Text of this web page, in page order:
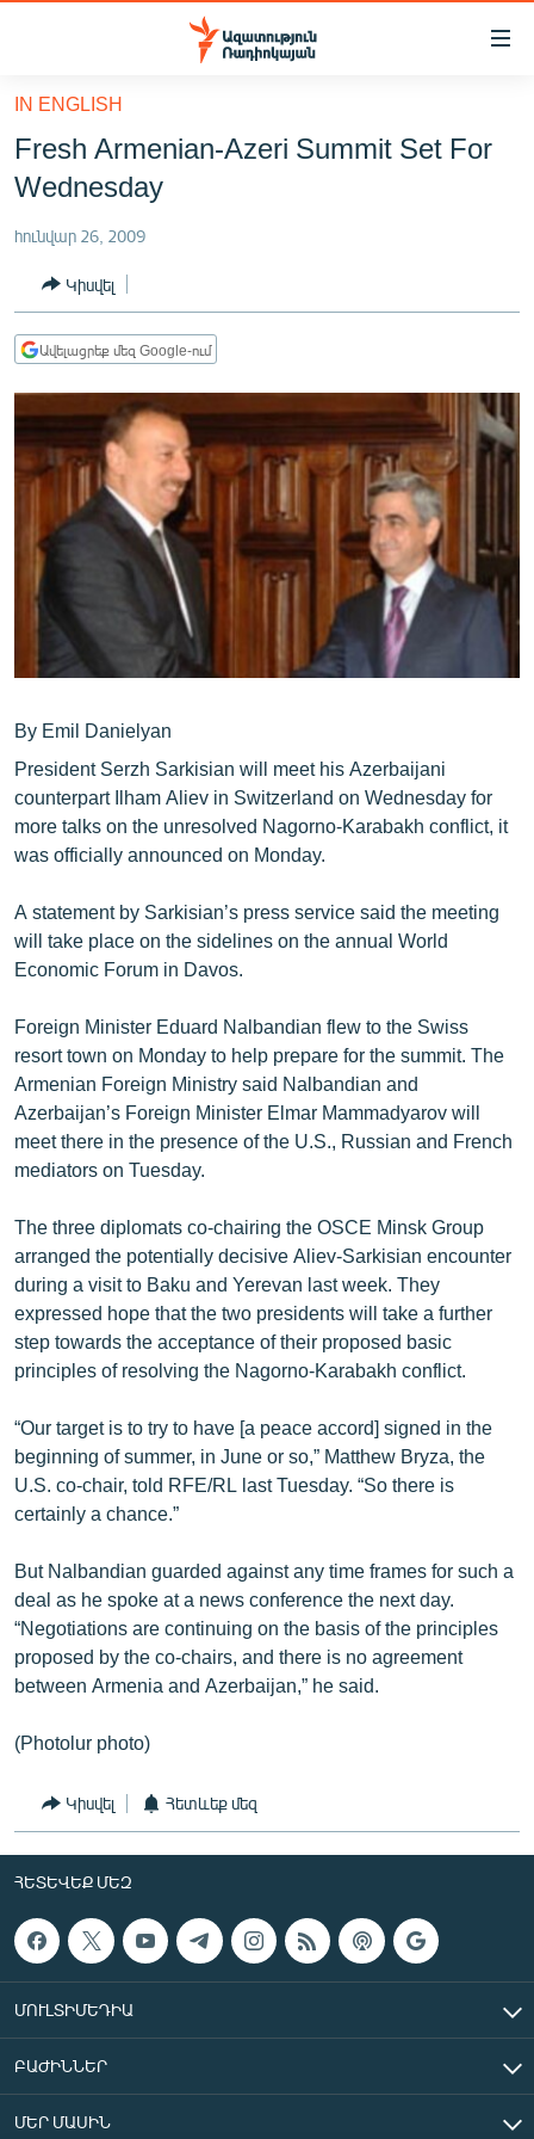
Մատչելիության
հիմնական
բովանդակությանը
Անցնել
հիմնական
մենյուին
ԸՆՏՐՈՒԹՅՈՒՆՆԵՐ 2026
ԻՐԱՎՈՒՆՔ
ՀԱՍԱՐԱԿՈՒԹՅՈՒՆ
ՂԱՐԱԲԱՂ
ՊԱՏԵՐԱԶՄԻ 6 ՇԱԲԱԹՆԵՐԸ
ՏԱՐԱԾԱՇՐՋԱՆ
ՄԻՋԱԶԳԱՅԻՆ
ՄՇԱԿՈՒՅԹ
ՍՊՈՐՏ
ՄԵԿՆԱԲԱՆՈՒԹՅՈՒՆ
ՏՏ ԵՒ ԻՆՏԵՐՆԵՏ
ԿՈՐՈՆԱՎԻՐՈՒՍ
ԱՐԽԻՎ
ՏԵՍԱՆՅՈՒԹԵՐ
ՁԳՏԵԼՈՎ ԼԱՎԱԳՈՒՅՆԻՆ
ՓՈԴՔԱՍԹ
Հայերեն
English
Русский
«Ազատության» բոլոր կայքերը
IN ENGLISH
Fresh Armenian-Azeri Summit Set For
Wednesday
հունվար 26, 2009
Կիսվել
Ավելացրեք մեզ Google-ում
By Emil Danielyan
President Serzh Sarkisian will meet his Azerbaijani
counterpart Ilham Aliev in Switzerland on Wednesday for
more talks on the unresolved Nagorno-Karabakh conflict, it
was officially announced on Monday.
A statement by Sarkisian’s press service said the meeting
will take place on the sidelines on the annual World
Economic Forum in Davos.
Foreign Minister Eduard Nalbandian flew to the Swiss
resort town on Monday to help prepare for the summit. The
Armenian Foreign Ministry said Nalbandian and
Azerbaijan’s Foreign Minister Elmar Mammadyarov will
meet there in the presence of the U.S., Russian and French
mediators on Tuesday.
The three diplomats co-chairing the OSCE Minsk Group
arranged the potentially decisive Aliev-Sarkisian encounter
during a visit to Baku and Yerevan last week. They
expressed hope that the two presidents will take a further
step towards the acceptance of their proposed basic
principles of resolving the Nagorno-Karabakh conflict.
“Our target is to try to have [a peace accord] signed in the
beginning of summer, in June or so,” Matthew Bryza, the
U.S. co-chair, told RFE/RL last Tuesday. “So there is
certainly a chance.”
But Nalbandian guarded against any time frames for such a
deal as he spoke at a news conference the next day.
“Negotiations are continuing on the basis of the principles
proposed by the co-chairs, and there is no agreement
between Armenia and Azerbaijan,” he said.
(Photolur photo)
Կիսվել Հետևեք մեզ
ՀԵՏԵՎԵՔ ՄԵԶ
ՄՈՒԼՏԻՄԵԴԻԱ
ԲԱԺԻՆՆԵՐ
ՄԵՐ ՄԱՍԻՆ